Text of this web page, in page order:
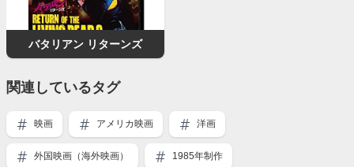
バタリアン リターンズ
関連しているタグ
映画 アメリカ映画 洋画
外国映画（海外映画）
1985年制作